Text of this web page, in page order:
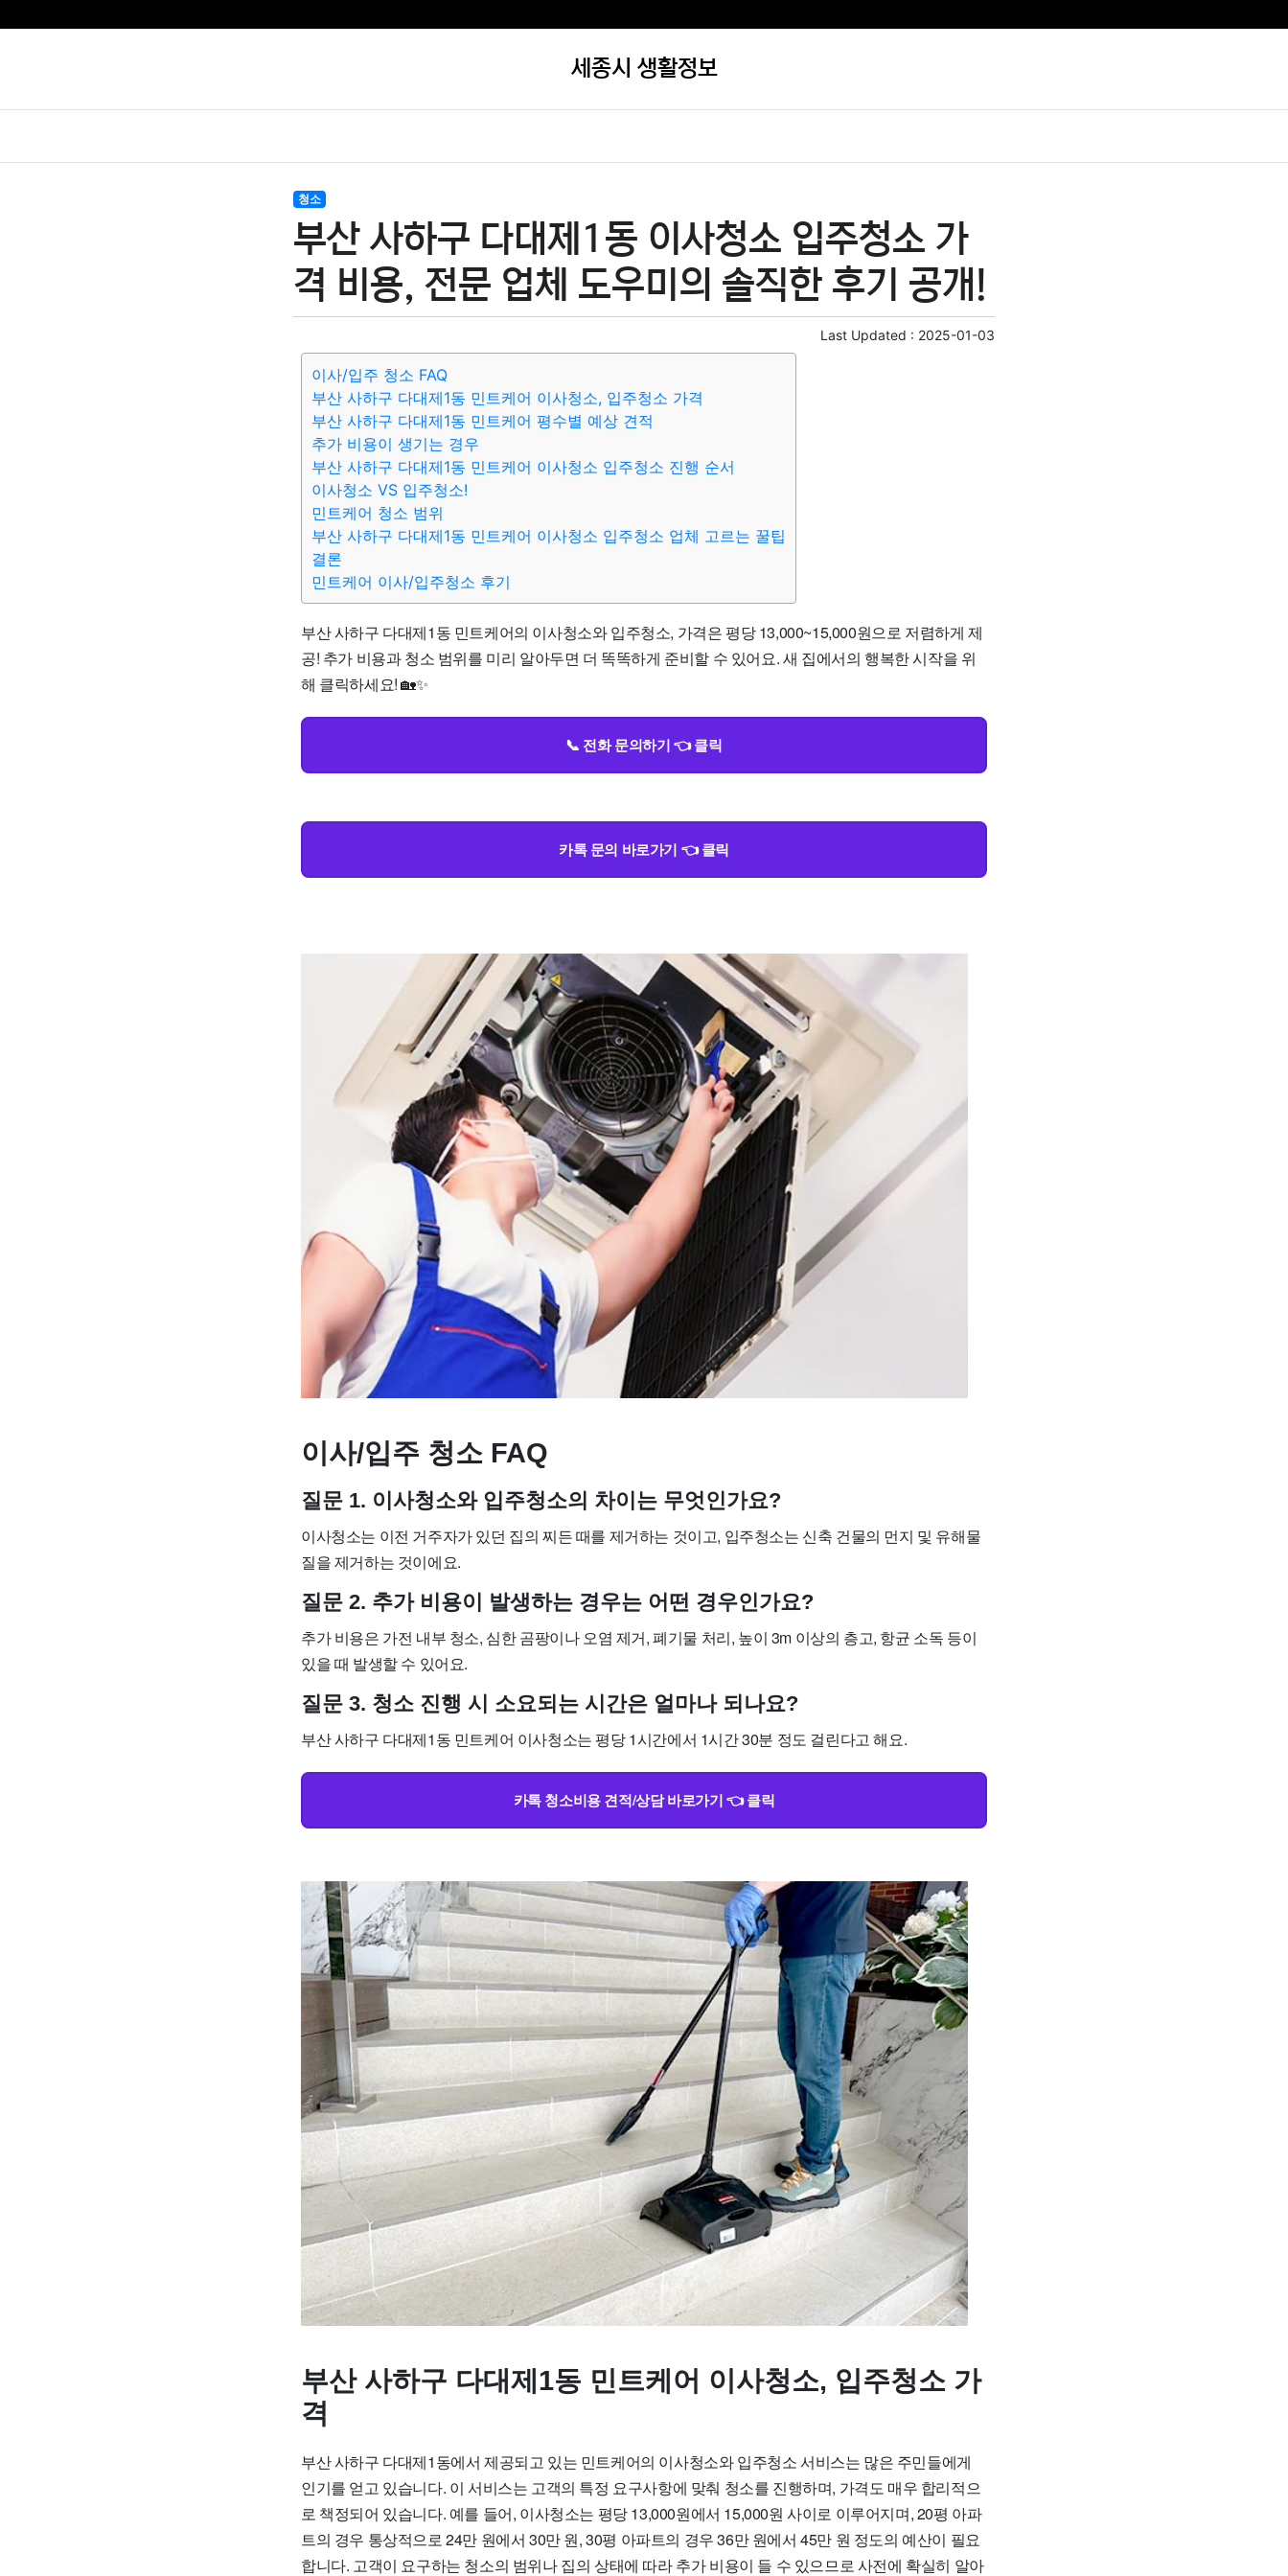
세종시 생활정보
청소
부산 사하구 다대제1동 이사청소 입주청소 가
격 비용, 전문 업체 도우미의 솔직한 후기 공개!
Last Updated : 2025-01-03
이사/입주 청소 FAQ
부산 사하구 다대제1동 민트케어 이사청소, 입주청소 가격
부산 사하구 다대제1동 민트케어 평수별 예상 견적
추가 비용이 생기는 경우
부산 사하구 다대제1동 민트케어 이사청소 입주청소 진행 순서
이사청소 VS 입주청소!
민트케어 청소 범위
부산 사하구 다대제1동 민트케어 이사청소 입주청소 업체 고르는 꿀팁
결론
민트케어 이사/입주청소 후기
부산 사하구 다대제1동 민트케어의 이사청소와 입주청소, 가격은 평당 13,000~15,000원으로 저렴하게 제
공! 추가 비용과 청소 범위를 미리 알아두면 더 똑똑하게 준비할 수 있어요. 새 집에서의 행복한 시작을 위
해 클릭하세요! 🏡✨
📞 전화 문의하기 👈 클릭
카톡 문의 바로가기 👈 클릭
이사/입주 청소 FAQ
질문 1. 이사청소와 입주청소의 차이는 무엇인가요?
이사청소는 이전 거주자가 있던 집의 찌든 때를 제거하는 것이고, 입주청소는 신축 건물의 먼지 및 유해물
질을 제거하는 것이에요.
질문 2. 추가 비용이 발생하는 경우는 어떤 경우인가요?
추가 비용은 가전 내부 청소, 심한 곰팡이나 오염 제거, 폐기물 처리, 높이 3m 이상의 층고, 항균 소독 등이
있을 때 발생할 수 있어요.
질문 3. 청소 진행 시 소요되는 시간은 얼마나 되나요?
부산 사하구 다대제1동 민트케어 이사청소는 평당 1시간에서 1시간 30분 정도 걸린다고 해요.
카톡 청소비용 견적/상담 바로가기 👈 클릭
부산 사하구 다대제1동 민트케어 이사청소, 입주청소 가
격
부산 사하구 다대제1동에서 제공되고 있는 민트케어의 이사청소와 입주청소 서비스는 많은 주민들에게
인기를 얻고 있습니다. 이 서비스는 고객의 특정 요구사항에 맞춰 청소를 진행하며, 가격도 매우 합리적으
로 책정되어 있습니다. 예를 들어, 이사청소는 평당 13,000원에서 15,000원 사이로 이루어지며, 20평 아파
트의 경우 통상적으로 24만 원에서 30만 원, 30평 아파트의 경우 36만 원에서 45만 원 정도의 예산이 필요
합니다. 고객이 요구하는 청소의 범위나 집의 상태에 따라 추가 비용이 들 수 있으므로 사전에 확실히 알아